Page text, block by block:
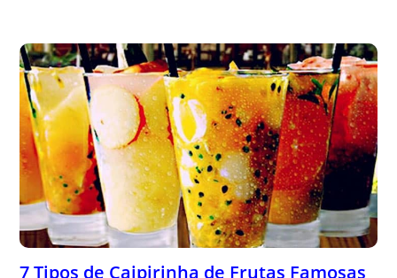
7 Tipos de Caipirinha de Frutas Famosas